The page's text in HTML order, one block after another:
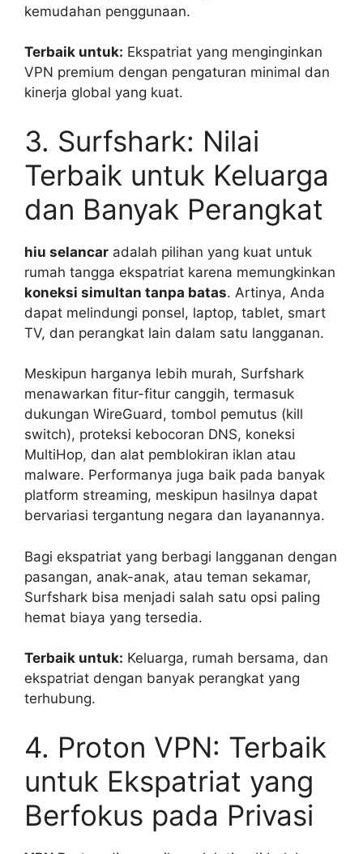
kemudahan penggunaan.
Terbaik untuk: Ekspatriat yang menginginkan
VPN premium dengan pengaturan minimal dan
kinerja global yang kuat.
3. Surfshark: Nilai
Terbaik untuk Keluarga
dan Banyak Perangkat
hiu selancar adalah pilihan yang kuat untuk
rumah tangga ekspatriat karena memungkinkan
koneksi simultan tanpa batas. Artinya, Anda
dapat melindungi ponsel, laptop, tablet, smart
TV, dan perangkat lain dalam satu langganan.
Meskipun harganya lebih murah, Surfshark
menawarkan fitur-fitur canggih, termasuk
dukungan WireGuard, tombol pemutus (kill
switch), proteksi kebocoran DNS, koneksi
MultiHop, dan alat pemblokiran iklan atau
malware. Performanya juga baik pada banyak
platform streaming, meskipun hasilnya dapat
bervariasi tergantung negara dan layanannya.
Bagi ekspatriat yang berbagi langganan dengan
pasangan, anak-anak, atau teman sekamar,
Surfshark bisa menjadi salah satu opsi paling
hemat biaya yang tersedia.
Terbaik untuk: Keluarga, rumah bersama, dan
ekspatriat dengan banyak perangkat yang
terhubung.
4. Proton VPN: Terbaik
untuk Ekspatriat yang
Berfokus pada Privasi